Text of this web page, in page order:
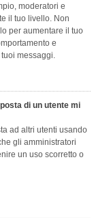
moderatori e
il tuo livello. Non
per aumentare il tuo
e
messaggi.
di un utente mi
ad altri utenti usando
gli amministratori
un uso scorretto o